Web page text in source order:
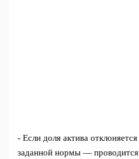
- Если доля актива
заданной нормы — проводится